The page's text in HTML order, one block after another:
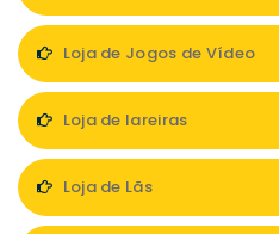
Loja de Jogos de Vídeo
Loja de lareiras
Loja de Lãs